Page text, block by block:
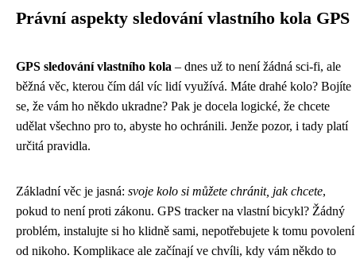
Právní aspekty sledování vlastního kola GPS
GPS sledování vlastního kola – dnes už to není žádná sci-fi, ale
běžná věc, kterou čím dál víc lidí využívá. Máte drahé kolo? Bojíte
se, že vám ho někdo ukradne? Pak je docela logické, že chcete
udělat všechno pro to, abyste ho ochránili. Jenže pozor, i tady platí
určitá pravidla.
Základní věc je jasná: svoje kolo si můžete chránit, jak chcete,
pokud to není proti zákonu. GPS tracker na vlastní bicykl? Žádný
problém, instalujte si ho klidně sami, nepotřebujete k tomu povolení
od nikoho. Komplikace ale začínají ve chvíli, kdy vám někdo to